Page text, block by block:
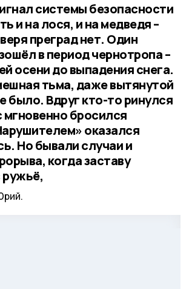
системы безопасности
и на лося, и на медведя –
преград нет. Один
в период чернотропа –
осени до выпадения снега.
тьма, даже вытянутой
было. Вдруг кто-то ринулся
мгновенно бросился
оказался
Но бывали случаи и
когда заставу
ружьё,